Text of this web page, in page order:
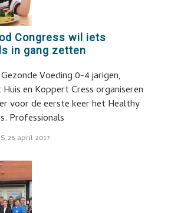
Congress wil iets
in gang zetten
Voeding 0-4 jarigen,
en Koppert Cress organiseren
voor de eerste keer het Healthy
Professionals
25 april 2017